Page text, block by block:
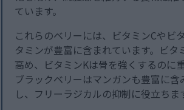
ています。
これらのベリーには、ビタミンCやビ
タミンが豊富に含まれています。ビタ
高め、ビタミンKは骨を強くするのに
ブラックベリーはマンガンも豊富に含
し、フリーラジカルの抑制に役立ちま